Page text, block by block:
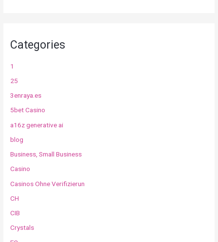
Categories
1
25
3enraya.es
5bet Casino
a16z generative ai
blog
Business, Small Business
Casino
Casinos Ohne Verifizierun
CH
CIB
Crystals